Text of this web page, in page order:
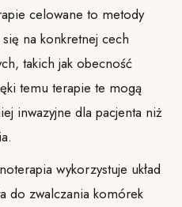
celowane to metody
na konkretnej cech
takich jak obecność
temu terapie te mogą
inwazyjne dla pacjenta niż
wykorzystuje układ
do zwalczania komórek